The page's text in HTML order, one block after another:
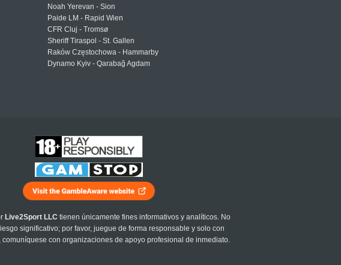
Noah Yerevan - Sion
Paide LM - Rapid Wien
CFR Cluj - Tromsø
Sheriff Tiraspol - St. Gallen
Raków Częstochowa - Hammarby
Dynamo Kyiv - Qarabağ Agdam
Live2Sport LLC tienen únicamente fines informativos y analíticos. No
significativo; por favor, juegue de forma responsable y solo con
con organizaciones de apoyo profesional de inmediato.